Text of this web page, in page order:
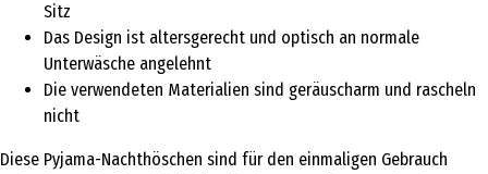
Sitz
Das Design ist altersgerecht und optisch an normale
Unterwäsche angelehnt
Die verwendeten Materialien sind geräuscharm und rascheln
nicht
Diese Pyjama-Nachthöschen sind für den einmaligen Gebrauch